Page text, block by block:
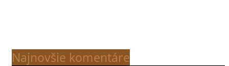
Najnovšie komentáre